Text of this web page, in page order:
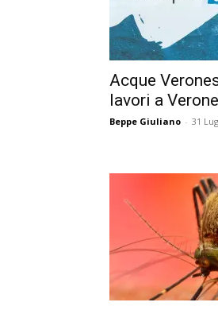
Acque
lavori a
Beppe Giuliano - 31